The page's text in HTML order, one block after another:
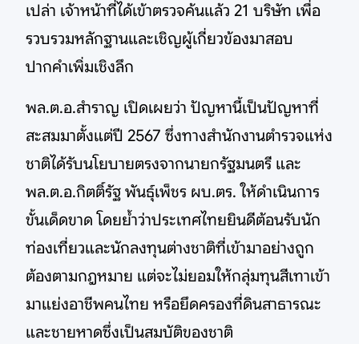
เปล่า เจ้าหน้าที่ได้เข้าตรวจค้นแล้ว 21 บริษัท เพื่อ
รวบรวมหลักฐานและเชิญผู้เกี่ยวข้องมาสอบ
ปากคำเพิ่มเชิงลึก
พล.ต.อ.สำราญ เปิดเผยว่า ปัญหานี้เป็นปัญหาที่
สะสมมาตั้งแต่ปี 2567 ซึ่งทางสำนักงานตำรวจแห่ง
ชาติได้รับนโยบายตรงจากนายกรัฐมนตรี และ
พล.ต.อ.กิตติ์รัฐ พันธุ์เพ็ชร ผบ.ตร. ให้ดำเนินการ
ขั้นเด็ดขาด โดยย้ำว่าประเทศไทยยินดีต้อนรับนัก
ท่องเที่ยวและนักลงทุนต่างชาติที่เข้ามาอย่างถูก
ต้องตามกฎหมาย แต่จะไม่ยอมให้กลุ่มทุนสีเทาเข้า
มาแย่งอาชีพคนไทย หรือยึดครองที่ดินสาธารณะ
และชายหาดซึ่งเป็นสมบัติของชาติ